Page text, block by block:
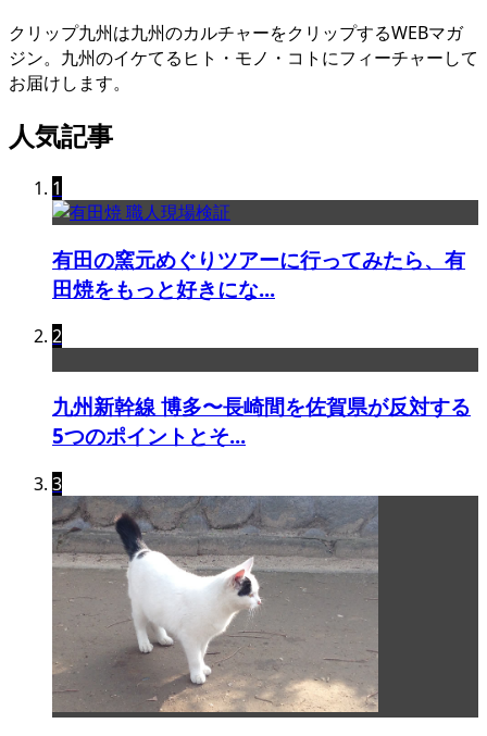
クリップ九州は九州のカルチャーをクリップするWEBマガ
ジン。九州のイケてるヒト・モノ・コトにフィーチャーして
お届けします。
人気記事
1
有田の窯元めぐりツアーに行ってみたら、有
田焼をもっと好きにな...
2
九州新幹線 博多〜長崎間を佐賀県が反対する
5つのポイントとそ...
3